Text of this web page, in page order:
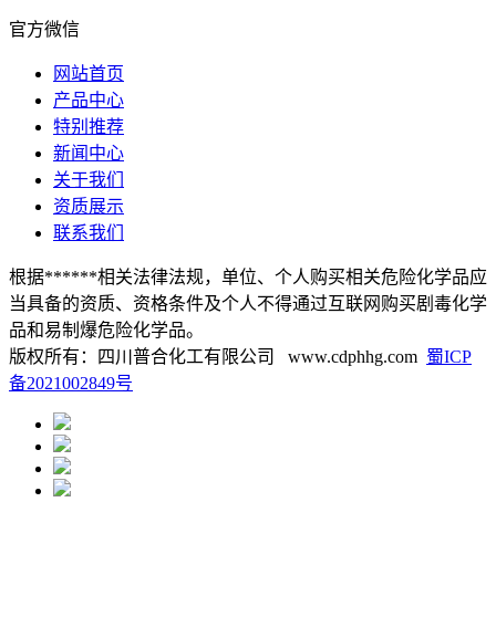
官方微信
网站首页
产品中心
特别推荐
新闻中心
关于我们
资质展示
联系我们
根据******相关法律法规，单位、个人购买相关危险化学品应
当具备的资质、资格条件及个人不得通过互联网购买剧毒化学
品和易制爆危险化学品。
版权所有：四川普合化工有限公司 www.cdphhg.com 蜀ICP
备2021002849号